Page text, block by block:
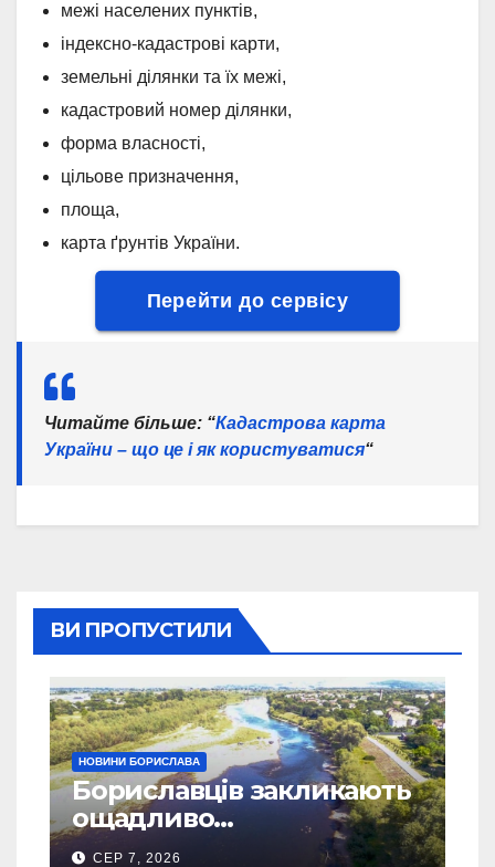
межі населених пунктів,
індексно-кадастрові карти,
земельні ділянки та їх межі,
кадастровий номер ділянки,
форма власності,
цільове призначення,
площа,
карта ґрунтів України.
Перейти до сервісу
Читайте більше: “Кадастрова карта
України – що це і як користуватися“
ВИ ПРОПУСТИЛИ
НОВИНИ БОРИСЛАВА
Бориславців закликають
ощадливо
використовувати воду
СЕР 7, 2026